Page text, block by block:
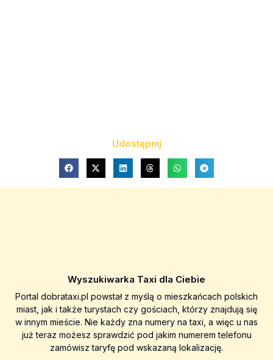
Udostępnij
Wyszukiwarka Taxi dla Ciebie
Portal dobrataxi.pl powstał z myślą o mieszkańcach polskich
miast, jak i także turystach czy gościach, którzy znajdują się
w innym mieście. Nie każdy zna numery na taxi, a więc u nas
już teraz możesz sprawdzić pod jakim numerem telefonu
zamówisz taryfę pod wskazaną lokalizację.